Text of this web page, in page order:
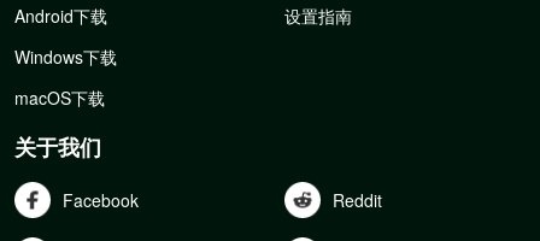
Android下载
Windows下载
macOS下载
设置指南
关于我们
Facebook Reddit